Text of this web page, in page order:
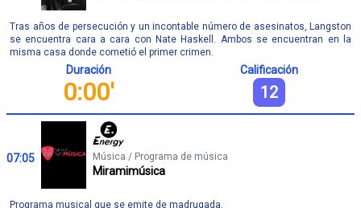
Tras años de persecución y un incontable número de asesinatos, Langston
se encuentra cara a cara con Nate Haskell. Ambos se encuentran en la
misma casa donde cometió el primer crimen.
Duración
0:00'
Calificación
12
07:05 Música / Programa de música
Miramimúsica
Programa musical que se emite de madrugada.